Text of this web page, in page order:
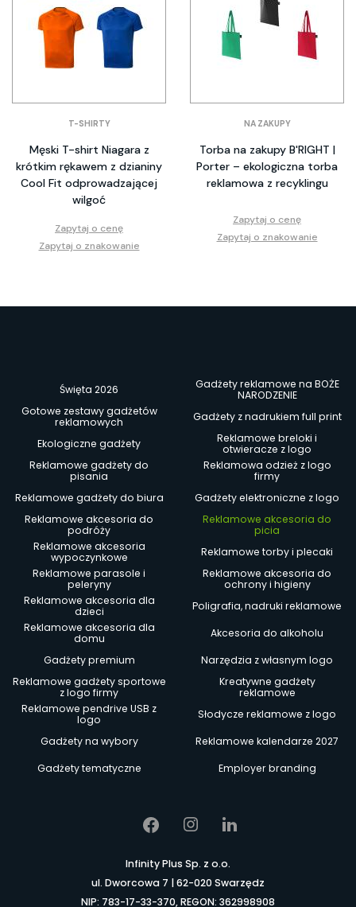
T-SHIRTY
Męski T-shirt Niagara z
krótkim rękawem z dzianiny
Cool Fit odprowadzającej
wilgoć
Zapytaj o cenę
Zapytaj o znakowanie
NA ZAKUPY
Torba na zakupy B'RIGHT |
Porter – ekologiczna torba
reklamowa z recyklingu
Zapytaj o cenę
Zapytaj o znakowanie
Święta 2026
Gadżety reklamowe na BOŻE
NARODZENIE
Gotowe zestawy gadżetów
reklamowych
Gadżety z nadrukiem full print
Ekologiczne gadżety
Reklamowe breloki i
otwieracze z logo
Reklamowe gadżety do
pisania
Reklamowa odzież z logo
firmy
Reklamowe gadżety do biura
Gadżety elektroniczne z logo
Reklamowe akcesoria do
podróży
Reklamowe akcesoria do
picia
Reklamowe akcesoria
wypoczynkowe
Reklamowe torby i plecaki
Reklamowe parasole i
peleryny
Reklamowe akcesoria do
ochrony i higieny
Reklamowe akcesoria dla
dzieci
Poligrafia, nadruki reklamowe
Reklamowe akcesoria dla
domu
Akcesoria do alkoholu
Gadżety premium
Narzędzia z własnym logo
Reklamowe gadżety sportowe
z logo firmy
Kreatywne gadżety
reklamowe
Reklamowe pendrive USB z
logo
Słodycze reklamowe z logo
Gadżety na wybory
Reklamowe kalendarze 2027
Gadżety tematyczne
Employer branding
Infinity Plus Sp. z o.o.
ul. Dworcowa 7 | 62-020 Swarzędz
NIP: 783-17-33-370, REGON: 362998908